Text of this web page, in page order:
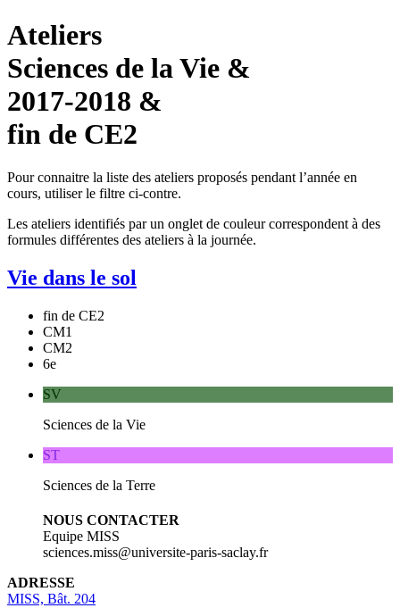
Ateliers
Sciences de la Vie &
2017-2018 &
fin de CE2
Pour connaitre la liste des ateliers proposés pendant l’année en
cours, utiliser le filtre ci-contre.
Les ateliers identifiés par un onglet de couleurcorrespondent à des
formules différentes des ateliers à la journée.
Vie dans le sol
fin de CE2
CM1
CM2
6e
SV
Sciences de la Vie
ST
Sciences de la Terre
NOUS CONTACTER
Equipe MISS
sciences.miss@universite-paris-saclay.fr
ADRESSE
MISS, Bât. 204